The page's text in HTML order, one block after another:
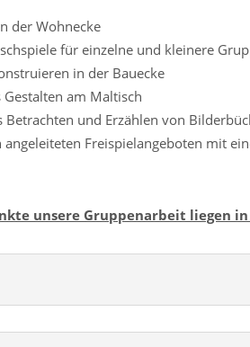
der Wohnecke
für einzelne und kleinere
in der Bauecke
Gestalten am Maltisch
Betrachten und Erzählen von
angeleiteten Freispielangeboten mit
unsere Gruppenarbeit liegen